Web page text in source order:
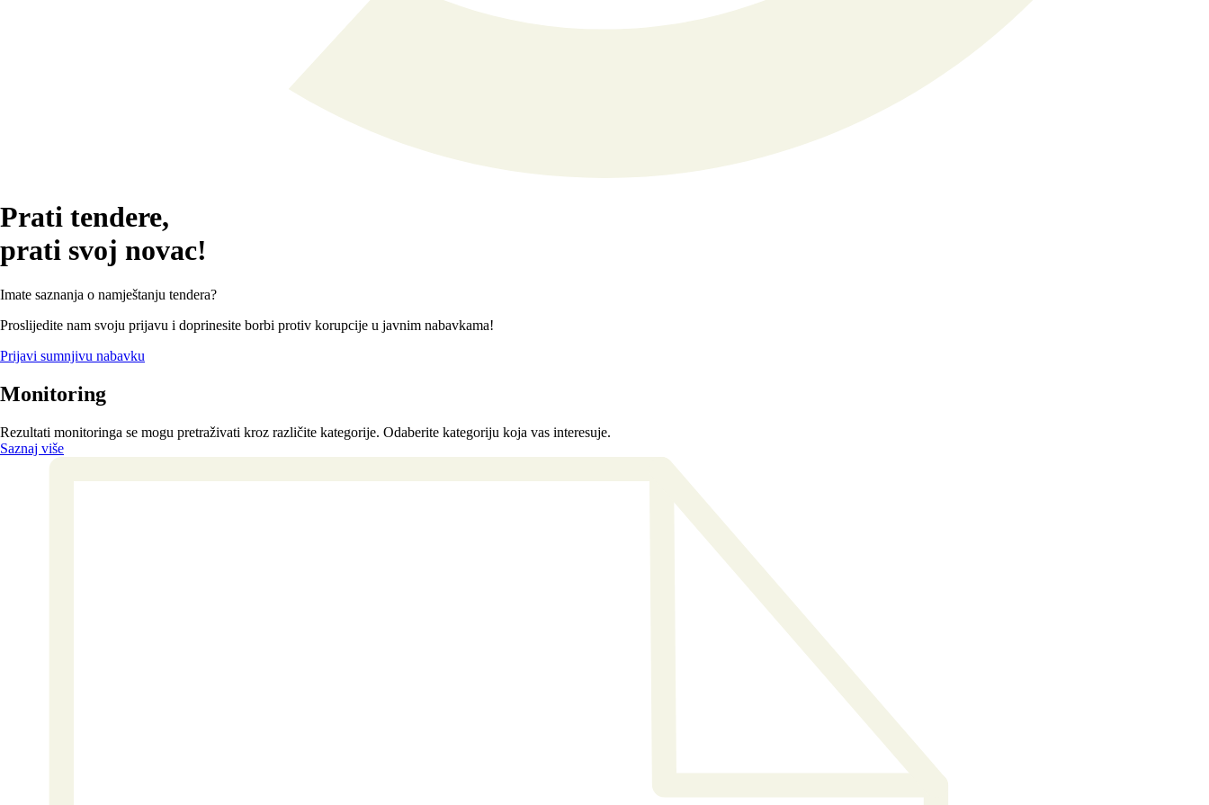
Prati tendere,
prati svoj novac!
Imate saznanja o namještanju tendera?
Proslijedite nam svoju prijavu i doprinesite borbi protiv korupcije u javnim nabavkama!
Prijavi sumnjivu nabavku
Monitoring
Rezultati monitoringa se mogu pretraživati kroz različite kategorije. Odaberite kategoriju koja vas interesuje.
Saznaj više